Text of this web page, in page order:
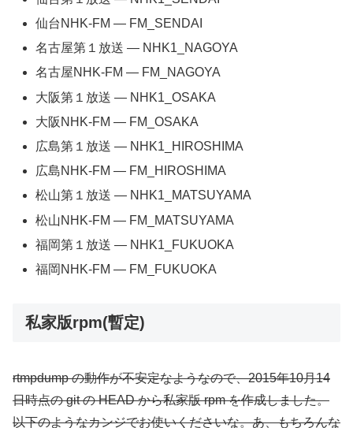
仙台NHK-FM — FM_SENDAI
名古屋第１放送 — NHK1_NAGOYA
名古屋NHK-FM — FM_NAGOYA
大阪第１放送 — NHK1_OSAKA
大阪NHK-FM — FM_OSAKA
広島第１放送 — NHK1_HIROSHIMA
広島NHK-FM — FM_HIROSHIMA
松山第１放送 — NHK1_MATSUYAMA
松山NHK-FM — FM_MATSUYAMA
福岡第１放送 — NHK1_FUKUOKA
福岡NHK-FM — FM_FUKUOKA
私家版rpm(暫定)
rtmpdump の動作が不安定なようなので、2015年10月14
日時点の git の HEAD から私家版 rpm を作成しました。
以下のようなカンジでお使いくださいな。あ、もちろんな